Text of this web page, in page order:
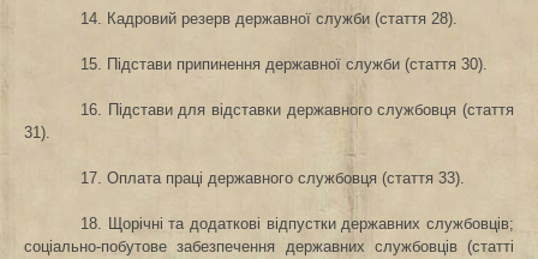
14. Кадровий резерв державної служби (стаття 28).
15. Підстави припинення державної служби (стаття 30).
16. Підстави для відставки державного службовця (стаття
31).
17. Оплата праці державного службовця (стаття 33).
18. Щорічні та додаткові відпустки державних службовців;
соціально-побутове забезпечення державних службовців (статті